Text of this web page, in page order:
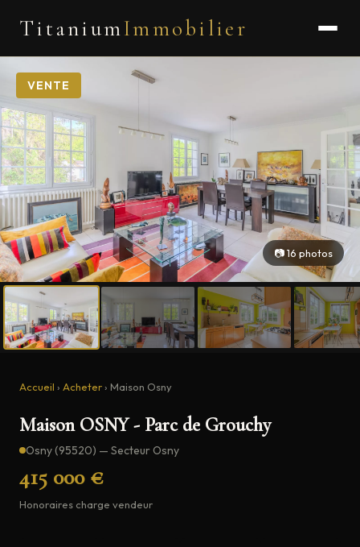
TitaniumImmobilier
VENTE
📷 16 photos
Accueil › Acheter› Maison Osny
Maison OSNY - Parc de Grouchy
Osny (95520) — Secteur Osny
415 000 €
Honoraires charge vendeur